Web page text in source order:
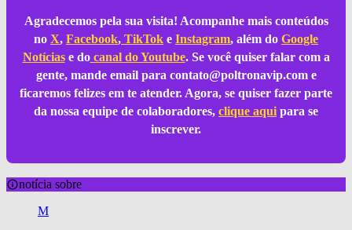
Agradecemos pela sua visita! Acompanhe mais conteúdos
no X, Facebook, TikTok e Instagram, além do Google
Notíciase docanal do Youtube. Se você quiser falar com a
gente, mande email para contato@poltronavip.come
ficaremos felizes em te atender. Agora, se quiser fazer parte
da nossa equipe de colaboradores, clique aqui para se
inscrever.
notícia sobre
M